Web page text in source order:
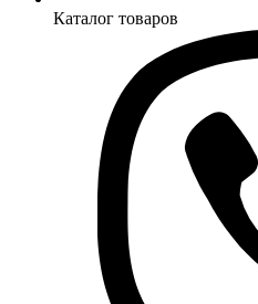
Каталог товаров